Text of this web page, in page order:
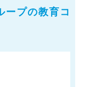
ープの教育コ